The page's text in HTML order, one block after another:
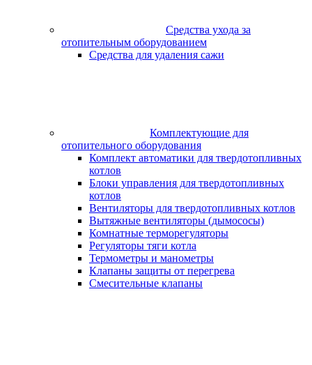
Средства ухода за
отопительным оборудованием
Средства для удаления сажи
Комплектующие для
отопительного оборудования
Комплект автоматики для твердотопливных
котлов
Блоки управления для твердотопливных
котлов
Вентиляторы для твердотопливных котлов
Вытяжные вентиляторы (дымососы)
Комнатные терморегуляторы
Регуляторы тяги котла
Термометры и манометры
Клапаны защиты от перегрева
Смесительные клапаны